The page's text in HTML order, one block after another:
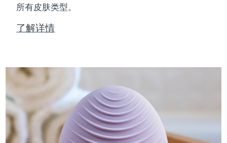
所有皮肤类型。
了解详情